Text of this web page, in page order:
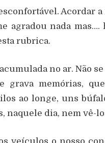
Acordar a
agradou nada mas….
rubrica.
no ar. Não
grava memórias,
ao longe, uns
naquele dia, nem vê-